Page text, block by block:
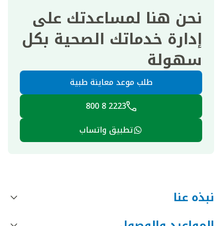
نحن هنا لمساعدتك على
إدارة خدماتك الصحية بكل
سهولة
طلب موعد معاينة طبية
2223 8 800
تطبيق واتساب
نبذه عنا